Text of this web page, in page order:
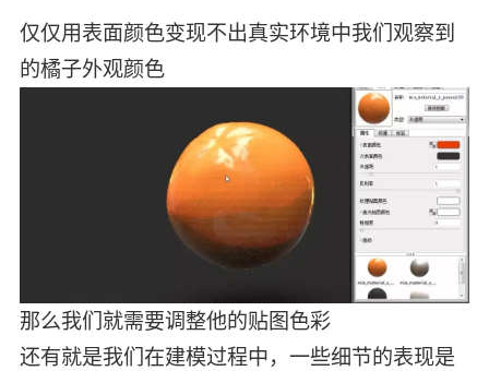
仅仅用表面颜色变现不出真实环境中我们观察到
的橘子外观颜色
那么我们就需要调整他的贴图色彩
还有就是我们在建模过程中，一些细节的表现是